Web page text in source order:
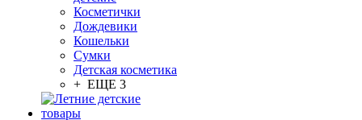
Косметички
Дождевики
Кошельки
Сумки
Детская косметика
+ ЕЩЕ 3